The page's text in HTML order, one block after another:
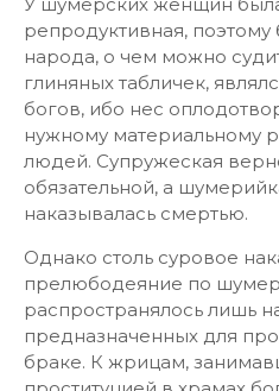
репродуктивная, поэтому
народа, о чем можно
глиняных табличек,
богов, ибо нес
нужному материальному
людей. Супружеская
обязательной, а
наказывалась смертью.
Однако столь суровое
прелюбодеяние по
распространялось лишь
предназначенных для
браке. К жрицам,